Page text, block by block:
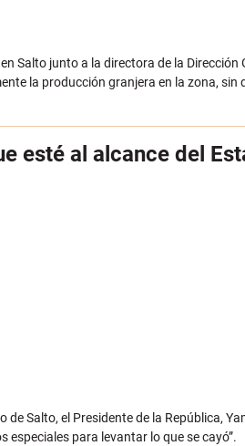
Salto junto a la directora de la Dirección
la producción granjera en la zona,
esté al alcance del
Salto, el Presidente de la República,
para levantar lo que se cayó”.